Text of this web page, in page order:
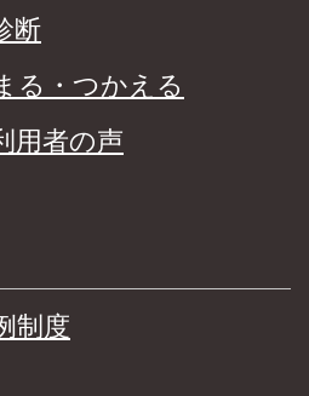
断
る・つかえる
用者の声
制度